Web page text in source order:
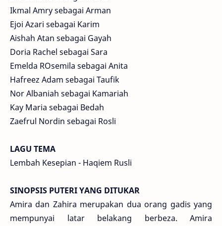
Ikmal Amry sebagai Arman
Ejoi Azari sebagai Karim
Aishah Atan sebagai Gayah
Doria Rachel sebagai Sara
Emelda ROsemila sebagai Anita
Hafreez Adam sebagai Taufik
Nor Albaniah sebagai Kamariah
Kay Maria sebagai Bedah
Zaefrul Nordin sebagai Rosli
LAGU TEMA
Lembah Kesepian - Haqiem Rusli
SINOPSIS PUTERI YANG DITUKAR
Amira dan Zahira merupakan dua orang gadis yang
mempunyai latar belakang berbeza. Amira